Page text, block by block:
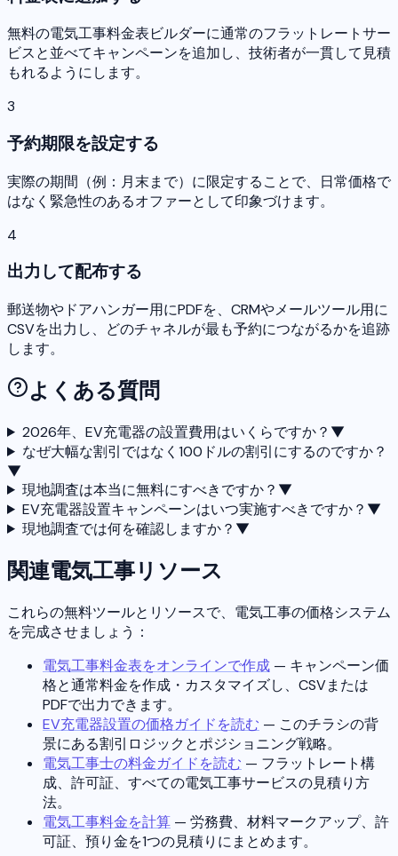
無料の電気工事料金表ビルダーに通常のフラットレートサー
ビスと並べてキャンペーンを追加し、技術者が一貫して見積
もれるようにします。
3
予約期限を設定する
実際の期間（例：月末まで）に限定することで、日常価格で
はなく緊急性のあるオファーとして印象づけます。
4
出力して配布する
郵送物やドアハンガー用にPDFを、CRMやメールツール用に
CSVを出力し、どのチャネルが最も予約につながるかを追跡
します。
よくある質問
2026年、EV充電器の設置費用はいくらですか？ ▼
なぜ大幅な割引ではなく100ドルの割引にするのですか？
▼
現地調査は本当に無料にすべきですか？ ▼
EV充電器設置キャンペーンはいつ実施すべきですか？ ▼
現地調査では何を確認しますか？ ▼
関連電気工事リソース
これらの無料ツールとリソースで、電気工事の価格システム
を完成させましょう：
電気工事料金表をオンラインで作成 — キャンペーン価
格と通常料金を作成・カスタマイズし、CSVまたは
PDFで出力できます。
EV充電器設置の価格ガイドを読む — このチラシの背
景にある割引ロジックとポジショニング戦略。
電気工事士の料金ガイドを読む — フラットレート構
成、許可証、すべての電気工事サービスの見積り方
法。
電気工事料金を計算 — 労務費、材料マークアップ、許
可証、預り金を1つの見積りにまとめます。